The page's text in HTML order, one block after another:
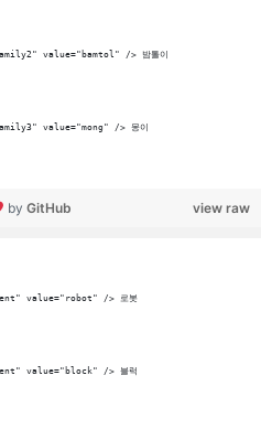
value="bamtol" /> 밤톨이
value="mong" /> 몽이
view raw
by GitHub
value="robot" /> 로봇
value="block" /> 블럭